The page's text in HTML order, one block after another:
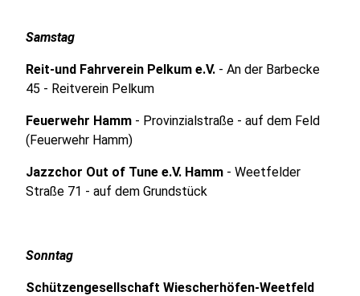
Samstag
Reit-und Fahrverein Pelkum e.V. - An der Barbecke
45 - Reitverein Pelkum
Feuerwehr Hamm - Provinzialstraße - auf dem Feld
(Feuerwehr Hamm)
Jazzchor Out of Tune e.V. Hamm - Weetfelder
Straße 71 - auf dem Grundstück
Sonntag
Schützengesellschaft Wiescherhöfen-Weetfeld